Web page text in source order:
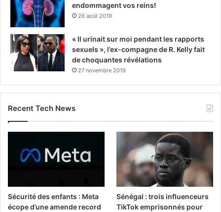
endommagent vos reins!
26 août 2019
« Il urinait sur moi pendant les rapports
sexuels », l’ex-compagne de R. Kelly fait
de choquantes révélations
27 novembre 2019
Recent Tech News
Sécurité des enfants : Meta
écope d’une amende record
Sénégal : trois influenceurs
TikTok emprisonnés pour